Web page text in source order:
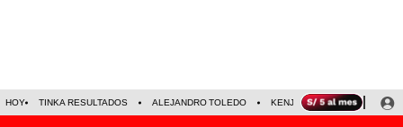
HOY TINKA RESULTADOS ALEJANDRO TOLEDO KENJI FUJIMORI